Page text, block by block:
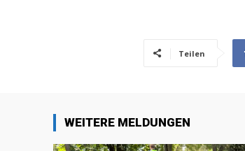
Teilen
WEITERE MELDUNGEN